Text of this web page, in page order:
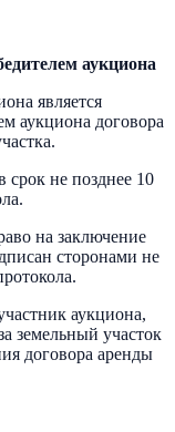
аукциона
является
аукциона договора
не позднее 10
на заключение
сторонами не
аукциона,
земельный участок
договора аренды